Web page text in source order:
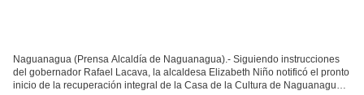
Naguanagua (Prensa Alcaldía de Naguanagua).- Siguiendo instrucciones
del gobernador Rafael Lacava, la alcaldesa Elizabeth Niño notificó el pronto
inicio de la recuperación integral de la Casa de la Cultura de Naguanagua,